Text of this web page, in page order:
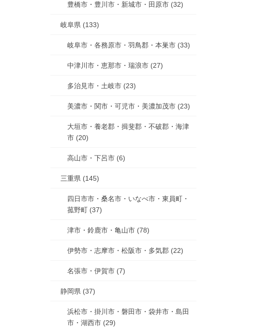
豊橋市・豊川市・新城市・田原市 (32)
岐阜県 (133)
岐阜市・各務原市・羽鳥郡・本巣市 (33)
中津川市・恵那市・瑞浪市 (27)
多治見市・土岐市 (23)
美濃市・関市・可児市・美濃加茂市 (23)
大垣市・養老郡・揖斐郡・不破郡・海津
市 (20)
高山市・下呂市 (6)
三重県 (145)
四日市市・桑名市・いなべ市・東員町・
菰野町 (37)
津市・鈴鹿市・亀山市 (78)
伊勢市・志摩市・松阪市・多気郡 (22)
名張市・伊賀市 (7)
静岡県 (37)
浜松市・掛川市・磐田市・袋井市・島田
市・湖西市 (29)